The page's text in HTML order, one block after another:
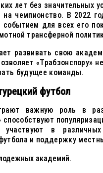
лет без значительных
на чемпионство. В 2022
для всех его
трансферной
развивать свою
«Трабзонспору»
будущее команды.
футбол
важную роль в
способствуют
в
и поддержку
академий.